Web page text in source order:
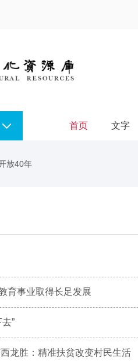
首页 文字
放40年
育事业取得长足发展
”
龙胜：精准扶贫改变村民生活